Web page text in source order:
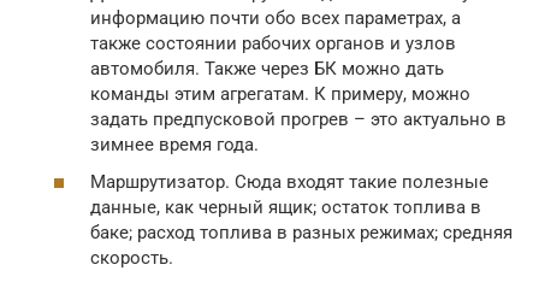
информацию почти обо всех параметрах, а
также состоянии рабочих органов и узлов
автомобиля. Также через БК можно дать
команды этим агрегатам. К примеру, можно
задать предпусковой прогрев – это актуально в
зимнее время года.
Маршрутизатор. Сюда входят такие полезные
данные, как черный ящик; остаток топлива в
баке; расход топлива в разных режимах; средняя
скорость.